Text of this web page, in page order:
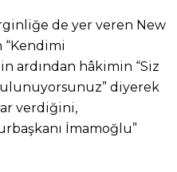
de yer veren New
“Kendimi
ardından hâkimin “Siz
diyerek
verdiğini,
İmamoğlu”